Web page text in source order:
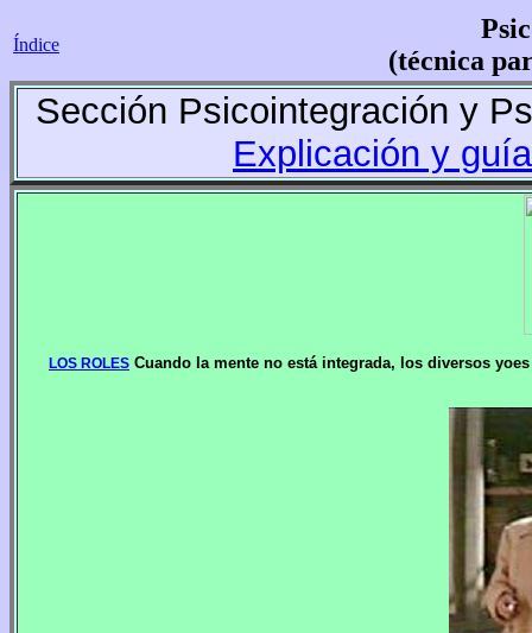
Índice
(técnica
Sección Psicointegración y
Explicación y
LOS ROLES Cuando la mente no está integrada, los diversos